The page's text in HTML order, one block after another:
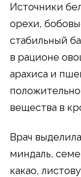
Источники
орехи,
стабильный
в рационе
арахиса и
вещества в
Врач
миндаль,
какао,